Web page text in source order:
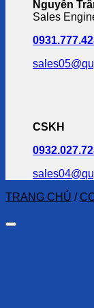
Nguyễn
Sales
CSKH
TRANG CHỦ /